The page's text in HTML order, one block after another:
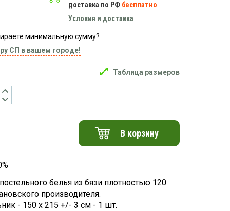
доставка по РФ бесплатно
Условия и доставка
минимальную сумму?
СП в вашем городе!
Таблица размеров
В корзину
белья из бязи плотностью 120
производителя.
- 150 х 215 +/- 3 см - 1 шт.